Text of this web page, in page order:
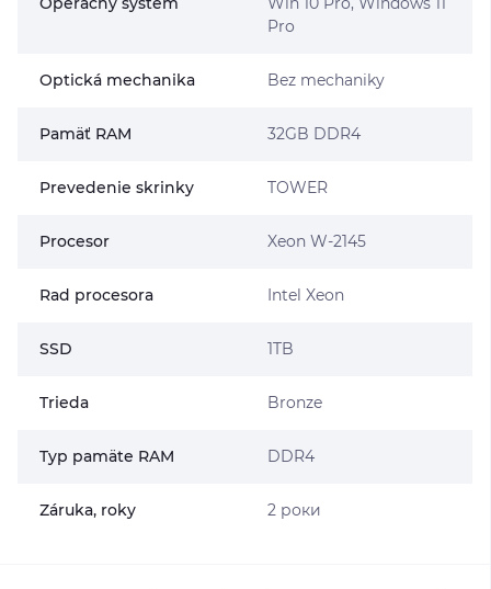
Pro
Optická mechanika Bez mechaniky
Pamäť RAM 32GB DDR4
Prevedenie skrinky TOWER
Procesor Xeon W-2145
Rad procesora Intel Xeon
SSD 1TB
Trieda Bronze
Typ pamäte RAM DDR4
Záruka, roky 2 роки